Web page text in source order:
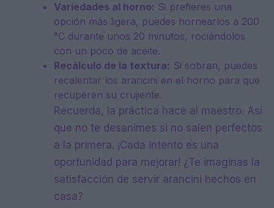
Variedades al horno: Si prefieres una
opción más ligera, puedes hornearlos a 200
°C durante unos 20 minutos, rociándolos
con un poco de aceite.
Recálculo de la textura: Si sobran, puedes
recalentar los arancini en el horno para que
recuperen su crujiente.
Recuerda, la práctica hace al maestro. Así
que no te desanimes si no salen perfectos
a la primera. ¡Cada intento es una
oportunidad para mejorar! ¿Te imaginas la
satisfacción de servir arancini hechos en
casa?